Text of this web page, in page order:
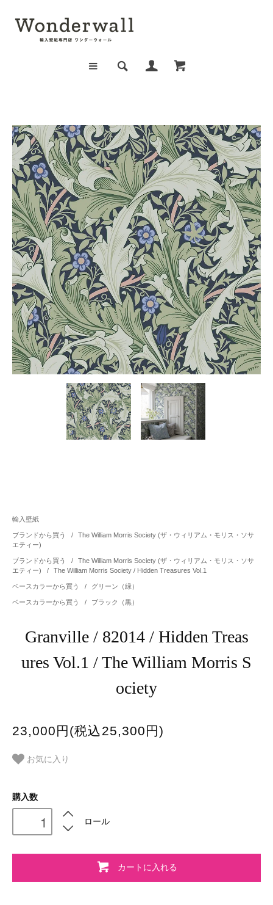
輸入壁紙
ブランドから買う /
The William Morris Society (ザ・ウィリアム・モリス・ソサ
エティー)
ブランドから買う /
The William Morris Society (ザ・ウィリアム・モリス・ソサ
エティー)
/ The William Morris Society / Hidden Treasures Vol.1
ベースカラーから買う / グリーン（緑）
ベースカラーから買う / ブラック（黒）
Granville / 82014 / Hidden Treas
ures Vol.1 / The William Morris S
ociety
23,000円(税込25,300円)
お気に入り
購入数
ロール
カートに入れる